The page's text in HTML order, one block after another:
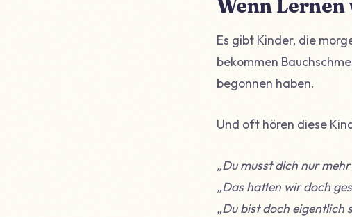
Wenn
Es gibt Kinder, die
bekommen
begonnen haben.
Und oft hören diese
„Du musst dich nur
„Das hatten wir doch
„Du bist doch eigentlich